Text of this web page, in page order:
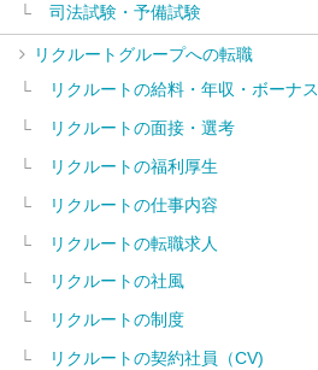
司法試験・予備試験
リクルートグループへの転職
リクルートの給料・年収・ボーナス
リクルートの面接・選考
リクルートの福利厚生
リクルートの仕事内容
リクルートの転職求人
リクルートの社風
リクルートの制度
リクルートの契約社員（CV)